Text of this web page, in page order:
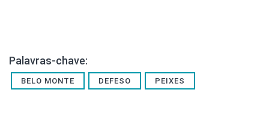
Palavras-chave:
BELO MONTE DEFESO PEIXES